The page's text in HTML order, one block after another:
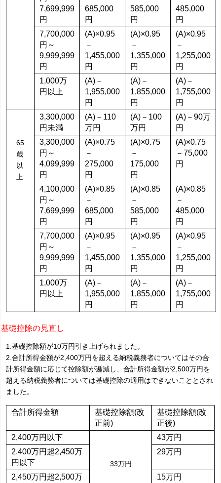
7,699,999
円
685,000
円
585,000
円
485,000
円
7,700,000
円～
9,999,999
円
(A)×0.95
－
1,455,000
円
(A)×0.95
－
1,355,000
円
(A)×0.95
－
1,255,000
円
1,000万
円以上
(A)－
1,955,000
円
(A)－
1,855,000
円
(A)－
1,755,000
円
65
歳
以
上
3,300,000
円未満
(A)－110
万円
(A)－100
万円
(A)－90万
円
3,300,000
円～
4,099,999
円
(A)×0.75
－
275,000
円
(A)×0.75
－
175,000
円
(A)×0.75
－75,000
円
4,100,000
円～
7,699,999
円
(A)×0.85
－
685,000
円
(A)×0.85
－
585,000
円
(A)×0.85
－
485,000
円
7,700,000
円～
9,999,999
円
(A)×0.95
－
1,455,000
円
(A)×0.95
－
1,355,000
円
(A)×0.95
－
1,255,000
円
1,000万
円以上
(A)－
1,955,000
円
(A)－
1,855,000
円
(A)－
1,755,000
円
基礎控除の見直し
1.基礎控除額が10万円引き上げられました。
2.合計所得金額が2,400万円を超える納税義務者についてはその合
計所得金額に応じて控除額が逓減し、合計所得金額が2,500万円を
超える納税義務者については基礎控除の適用はできないこととされ
ました。
合計所得金額
基礎控除額(改
正前)
基礎控除額(改
正後)
2,400万円以下
33万円
43万円
2,400万円超2,450万
円以下
29万円
2,450万円超2,500万
15万円